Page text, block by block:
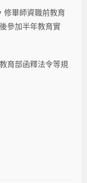
修畢師資職前教育
參加半年教育實
育部函釋法令等規